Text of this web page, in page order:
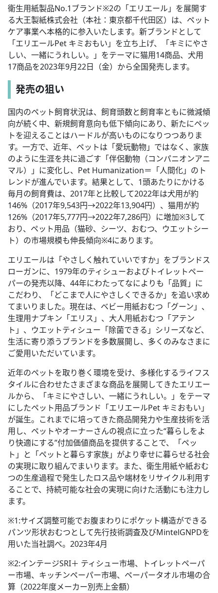
衛生用紙製品No.1ブランド※2の「エリエール」を展開す
る大王製紙株式会社（本社：東京都千代田区）は、ペット
ケア事業へ本格的に参入いたします。新ブランドとして
「エリエールPet キミおもい」を立ち上げ、「キミにやさ
しい、一緒にうれしい。」をテーマに猫用14商品、犬用
17商品を2023年9月22日（金）から全国発売します。
発売の狙い
国内のペット飼育状況は、飼育頭数と飼育率ともに微減傾
向が続く中、新規飼育意向も低下傾向にあり、新たにペッ
トを迎えることはハードルが高いものになりつつありま
す。一方で、近年、ペットは「愛玩動物」ではなく、家族
のように生涯を共に過ごす「伴侶動物（コンパニオンアニ
マル）」に変化し、Pet Humanization＝「人間化」のト
レンドが進んでいます。結果として、1頭あたりにかける
毎月の飼育費は、2017年と比較して2022年は犬用が約
146%（2017年9,543円→2022年13,904円）、猫用が約
126%（2017年5,777円→2022年7,286円）に増加※3して
おり、ペット用品（猫砂、シーツ、おむつ、ウエットシー
ト）の市場規模も伸長傾向※4にあります。
エリエールは「やさしく触れていいですか」をブランドス
ローガンに、1979年のティシューおよびトイレットペー
パーの発売以降、44年にわたってなによりも「品質」に
こだわり、「どこまで人にやさしくできるか」を追い求め
てまいりました。現在は、ベビー用紙おむつ「グーン」、
生理用ナプキン「エリス」、大人用紙おむつ「アテン
ト」、ウエットティシュー「除菌できる」シリーズなど、
生活に寄り添うブランドを多数展開し、多くのみなさまに
ご愛用いただいています。
近年のペットを取り巻く環境を受け、多様化するライフス
タイルに合わせたさまざまな商品を展開してきたエリエー
ルから、「キミにやさしい、一緒にうれしい。」をテーマ
にしたペット用品ブランド「エリエールPet キミおもい」
が誕生。これまでに培ってきた商品開発力や生産技術を活
用し、ペットやオーナーさんの視点に立った“暮らしをよ
り快適にする”付加価値商品を提供することで、「ペッ
ト」と「ペットと暮らす家族」がより幸せに暮らせる社会
の実現に取り組んでまいります。また、衛生用紙や紙おむ
つの生産過程で発生したロス品や端材をリサイクル利用す
ることで、持続可能な社会の実現に向けた活動にも注力し
ます。
※1:サイズ調整可能でお腹まわりにポケット構造ができる
パンツ形状おむつとして先行技術調査及びMintelGNPDを
用いた当社調べ。2023年4月
※2:インテージSRI＋ ティシュー市場、トイレットペーパ
ー市場、キッチンペーパー市場、ペーパータオル市場の合
算（2022年度メーカー別売上金額）